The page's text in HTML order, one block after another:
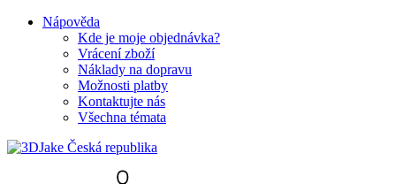
Nápověda
Kde je moje objednávka?
Vrácení zboží
Náklady na dopravu
Možnosti platby
Kontaktujte nás
Všechna témata